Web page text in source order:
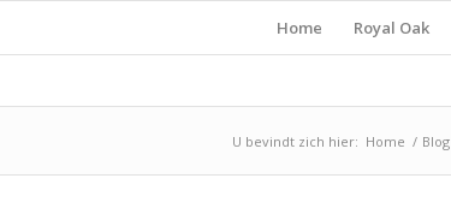
Home Royal Oak
U bevindt zich hier: Home / Blog